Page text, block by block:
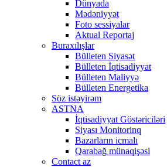
Dünyada
Mədəniyyət
Foto sessiyalar
Aktual Reportaj
Buraxılışlar
Bülleten Siyasət
Bülleten İqtisadiyyat
Bülleten Maliyyə
Bülleten Energetika
Söz istəyirəm
ASTNA
İqtisadiyyat Göstəriciləri
Siyası Monitorinq
Bazarların icmalı
Qarabağ münaqişəsi
Contact az